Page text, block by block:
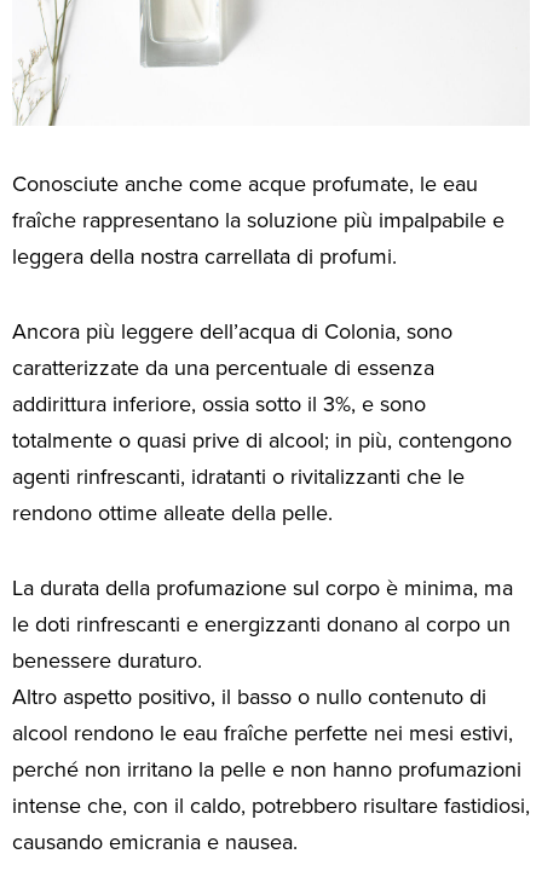
Conosciute anche come acque profumate, le eau
fraîche rappresentano la soluzione più impalpabile e
leggera della nostra carrellata di profumi.
Ancora più leggere dell’acqua di Colonia, sono
caratterizzate da una percentuale di essenza
addirittura inferiore, ossia sotto il 3%, e sono
totalmente o quasi prive di alcool; in più, contengono
agenti rinfrescanti, idratanti o rivitalizzanti che le
rendono ottime alleate della pelle.
La durata della profumazione sul corpo è minima, ma
le doti rinfrescanti e energizzanti donano al corpo un
benessere duraturo.
Altro aspetto positivo, il basso o nullo contenuto di
alcool rendono le eau fraîche perfette nei mesi estivi,
perché non irritano la pelle e non hanno profumazioni
intense che, con il caldo, potrebbero risultare fastidiosi,
causando emicrania e nausea.